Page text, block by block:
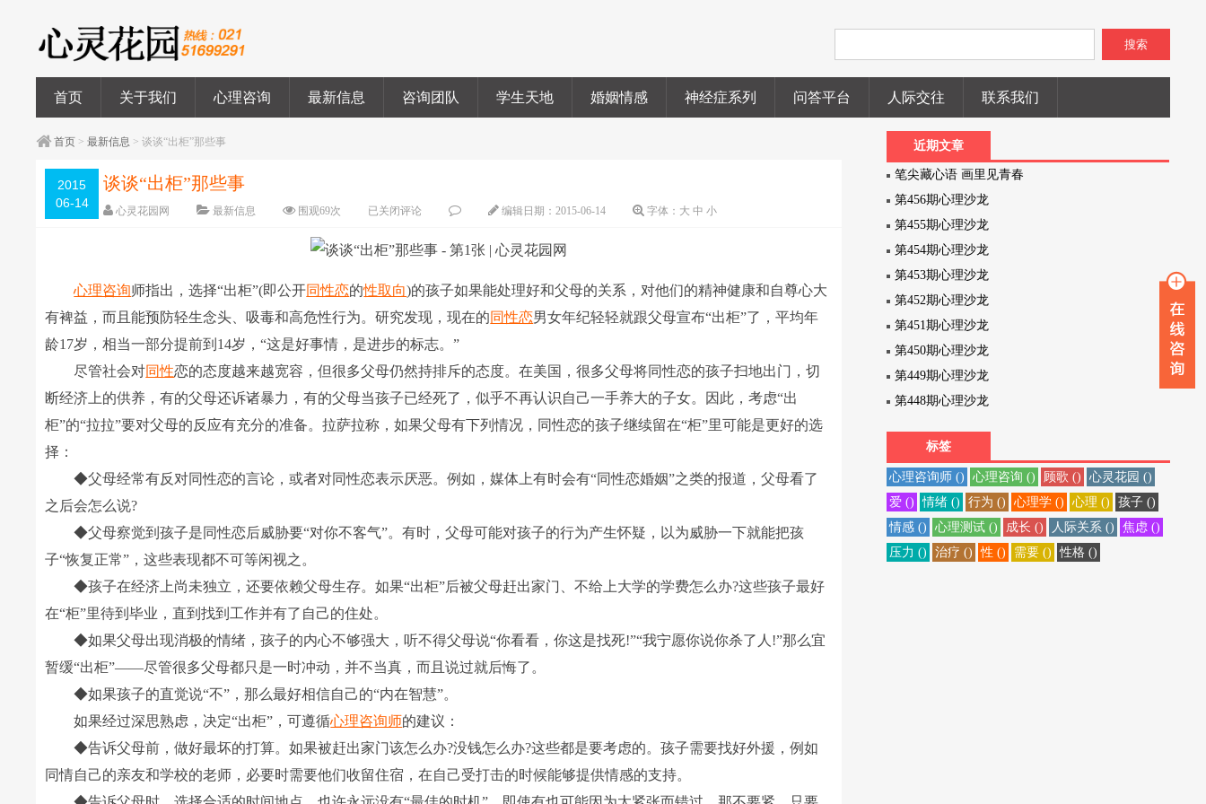
搜索
首页 关于我们 心理咨询 最新信息 咨询团队 学生天地 婚姻情感 神经症系列 问答平台 人际交往 联系我们
首页 >最新信息 > 谈谈“出柜”那些事
2015
06-14
谈谈“出柜”那些事
心灵花园网 最新信息 围观69次 已关闭评论 编辑日期：2015-06-14 字体： 大 中 小
心理咨询师指出，选择“出柜”(即公开同性恋的性取向)的孩子如果能处理好和父母的关系，对他们的精神健康和自尊心大
有裨益，而且能预防轻生念头、吸毒和高危性行为。研究发现，现在的同性恋男女年纪轻轻就跟父母宣布“出柜”了，平均年
龄17岁，相当一部分提前到14岁，“这是好事情，是进步的标志。”
尽管社会对同性恋的态度越来越宽容，但很多父母仍然持排斥的态度。在美国，很多父母将同性恋的孩子扫地出门，切
断经济上的供养，有的父母还诉诸暴力，有的父母当孩子已经死了，似乎不再认识自己一手养大的子女。因此，考虑“出
柜”的“拉拉”要对父母的反应有充分的准备。拉萨拉称，如果父母有下列情况，同性恋的孩子继续留在“柜”里可能是更好的选
择：
◆父母经常有反对同性恋的言论，或者对同性恋表示厌恶。例如，媒体上有时会有“同性恋婚姻”之类的报道，父母看了
之后会怎么说?
◆父母察觉到孩子是同性恋后威胁要“对你不客气”。有时，父母可能对孩子的行为产生怀疑，以为威胁一下就能把孩
子“恢复正常”，这些表现都不可等闲视之。
◆孩子在经济上尚未独立，还要依赖父母生存。如果“出柜”后被父母赶出家门、不给上大学的学费怎么办?这些孩子最好
在“柜”里待到毕业，直到找到工作并有了自己的住处。
◆如果父母出现消极的情绪，孩子的内心不够强大，听不得父母说“你看看，你这是找死!”“我宁愿你说你杀了人!”那么宜
暂缓“出柜”――尽管很多父母都只是一时冲动，并不当真，而且说过就后悔了。
◆如果孩子的直觉说“不”，那么最好相信自己的“内在智慧”。
如果经过深思熟虑，决定“出柜”，可遵循心理咨询师的建议：
◆告诉父母前，做好最坏的打算。如果被赶出家门该怎么办?没钱怎么办?这些都是要考虑的。孩子需要找好外援，例如
同情自己的亲友和学校的老师，必要时需要他们收留住宿，在自己受打击的时候能够提供情感的支持。
近期文章
笔尖藏心语 画里见青春
第456期心理沙龙
第455期心理沙龙
第454期心理沙龙
第453期心理沙龙
第452期心理沙龙
第451期心理沙龙
第450期心理沙龙
第449期心理沙龙
第448期心理沙龙
标签
心理咨询师 () 心理咨询 () 顾歌 ()
心灵花园 ()
爱 ()
情绪 () 行为 () 心理学 () 心理 ()
孩子 ()
情感 ()
心理测试 () 成长 () 人际关系 ()
焦虑 ()
压力 ()
治疗 () 性 () 需要 () 性格 ()